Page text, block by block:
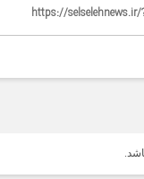
https://selselehnews.ir/